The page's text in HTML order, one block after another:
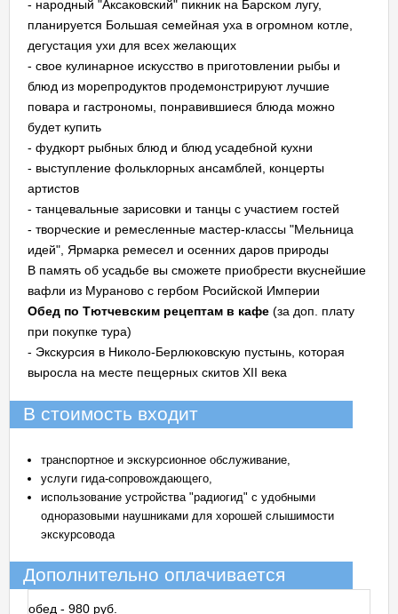
- народный "Аксаковский" пикник на Барском лугу,
планируется Большая семейная уха в огромном котле,
дегустация ухи для всех желающих
- свое кулинарное искусство в приготовлении рыбы и
блюд из морепродуктов продемонстрируют лучшие
повара и гастрономы, понравившиеся блюда можно
будет купить
- фудкорт рыбных блюд и блюд усадебной кухни
- выступление фольклорных ансамблей, концерты
артистов
- танцевальные зарисовки и танцы с участием гостей
- творческие и ремесленные мастер-классы "Мельница
идей", Ярмарка ремесел и осенних даров природы
В память об усадьбе вы сможете приобрести вкуснейшие
вафли из Мураново с гербом Росийской Империи
Обед по Тютчевским рецептам в кафе (за доп. плату
при покупке тура)
- Экскурсия в Николо-Берлюковскую пустынь, которая
выросла на месте пещерных скитов XII века
В стоимость входит
транспортное и экскурсионное обслуживание,
услуги гида-сопровождающего,
использование устройства "радиогид" с удобными
одноразовыми наушниками для хорошей слышимости
экскурсовода
Дополнительно оплачивается
обед - 980 руб.